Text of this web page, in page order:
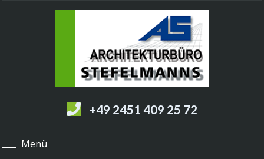
+49 2451 409 25 72
Menü